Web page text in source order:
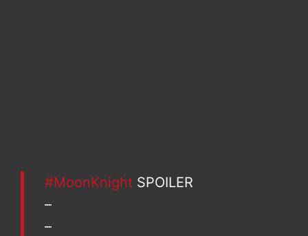
#MoonKnight SPOILER
–
–